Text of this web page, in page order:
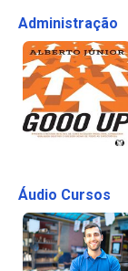
Administração
Áudio Cursos